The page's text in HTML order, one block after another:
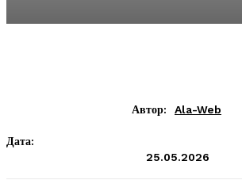
Автор: Ala-Web
Дата:
25.05.2026